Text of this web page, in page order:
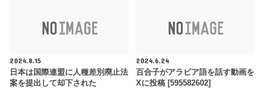
2024.8.15
日本は国際連盟に人種差別廃止法
案を提出して却下された
2024.6.24
百合子がアラビア語を話す動画を
Xに投稿 [595582602]